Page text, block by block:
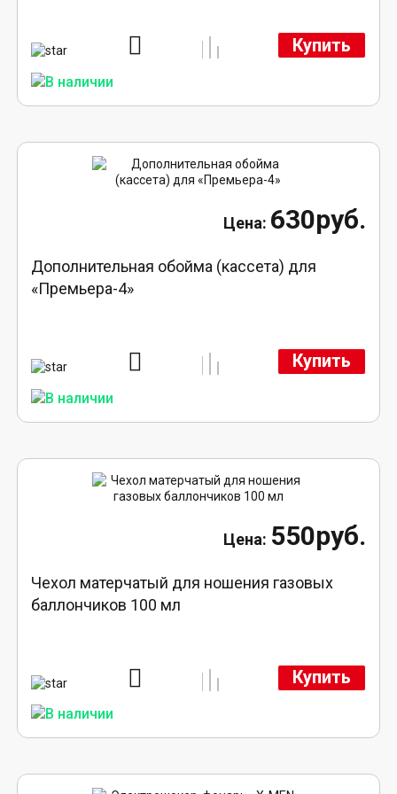
Купить
630руб.
Дополнительная обойма (кассета) для
«Премьера-4»
Купить
550руб.
Чехол матерчатый для ношения газовых
баллончиков 100 мл
Купить